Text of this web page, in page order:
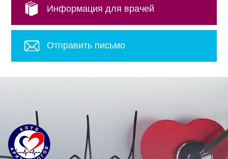
Информация для врачей
Отправить письмо